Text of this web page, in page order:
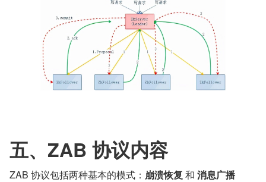
五、ZAB 协议内容
ZAB 协议包括两种基本的模式： 崩溃恢复 和 消息广播